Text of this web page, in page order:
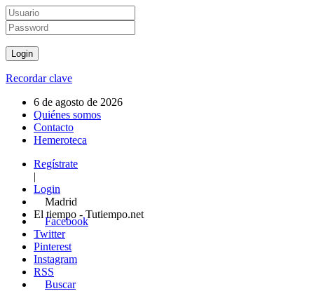
Recordar clave
6 de agosto de 2026
Quiénes somos
Contacto
Hemeroteca
Regístrate
|
Login
Madrid
El tiempo - Tutiempo.net
Facebook
Twitter
Pinterest
Instagram
RSS
Buscar